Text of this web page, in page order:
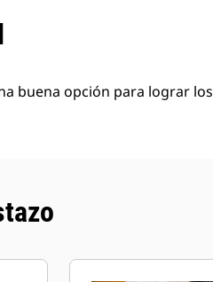
buena opción para lograr los